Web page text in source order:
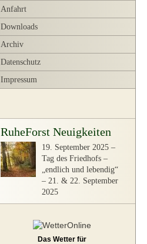
Anfahrt
Downloads
Archiv
Datenschutz
Impressum
RuheForst Neuigkeiten
19. September 2025 –
Tag des Friedhofs –
„endlich und lebendig“
– 21. & 22. September
2025
Das Wetter für